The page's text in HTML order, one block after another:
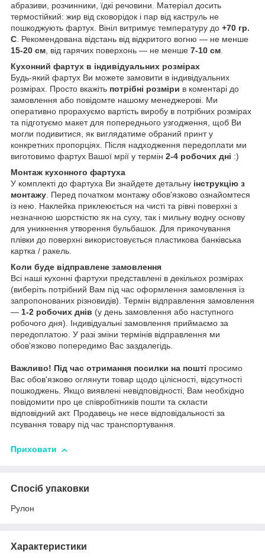
абразиви, розчинники, їдкі речовини. Матеріал досить
термостійкий: жир від сковорідок і пар від каструль не
пошкоджують фартух. Вініл витримує температуру до +70 гр.
С. Рекомендована відстань від відкритого вогню — не менше
15-20 см, від гарячих поверхонь — не менше 7-10 см.
Кухонний фартух в індивідуальних розмірах
Будь-який фартух Ви можете замовити в індивідуальних
розмірах. Просто вкажіть потрібні розміри в коментарі до
замовлення або повідомте нашому менеджерові. Ми
оперативно прорахуємо вартість виробу в потрібних розмірах
та підготуємо макет для попереднього узгодження, щоб Ви
могли подивитися, як виглядатиме обраний принт у
конкретних пропорціях. Після надходження передоплати ми
виготовимо фартух Вашої мрії у термін 2-4 робочих дні :)
Монтаж кухонного фартуха
У комплекті до фартуха Ви знайдете детальну інструкцію з
монтажу. Перед початком монтажу обов'язково ознайомтеся
із нею. Наклейка приклеюється на чисті та рівні поверхні з
незначною шорсткістю як на суху, так і мильну водну основу
для уникнення утворення бульбашок. Для прикочування
плівки до поверхні використовується пластикова банківська
картка / ракель.
Коли буде відправлене замовлення
Всі наші кухонні фартухи представлені в декількох розмірах
(виберіть потрібний Вам під час оформлення замовлення із
запропонованих різновидів). Термін відправлення замовлення
— 1-2 робочих днів (у день замовлення або наступного
робочого дня). Індивідуальні замовлення приймаємо за
передоплатою. У разі зміни термінів відправлення ми
обов'язково попередимо Вас заздалегідь.
Важливо! Під час отримання посилки на пошті просимо
Вас обов'язково оглянути товар щодо цілісності, відсутності
пошкоджень. Якщо виявлені невідповідності, Вам необхідно
повідомити про це співробітників пошти та скласти
відповідний акт. Продавець не несе відповідальності за
псування товару під час транспортування.
Приховати
Спосіб упаковки
Рулон
Характеристики